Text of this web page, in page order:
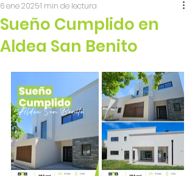
Sueño Cumplido en
Aldea San Benito
6 ene 20251 min de lectura